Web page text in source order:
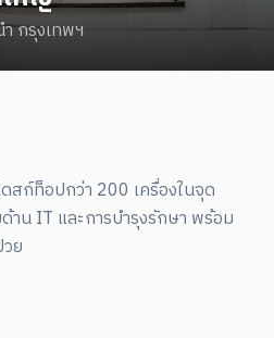
กรุงเทพฯ
สก์ท็อปกว่า 200 เครื่องในจุด
าน IT และการบำรุงรักษา พร้อม
ย